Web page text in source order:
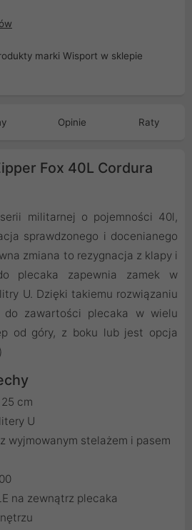
Opinie Raty
Fox 40L Cordura
militarnej o pojemności 40l,
sprawdzonego i docenianego
zmiana to rezygnacja z klapy i
plecaka zapewnia zamek w
U. Dzięki takiemu rozwiązaniu
do zawartości plecaka w wielu
od góry, z boku lub jest opcja
cm
U
wyjmowanym stelażem i pasem
na zewnątrz plecaka